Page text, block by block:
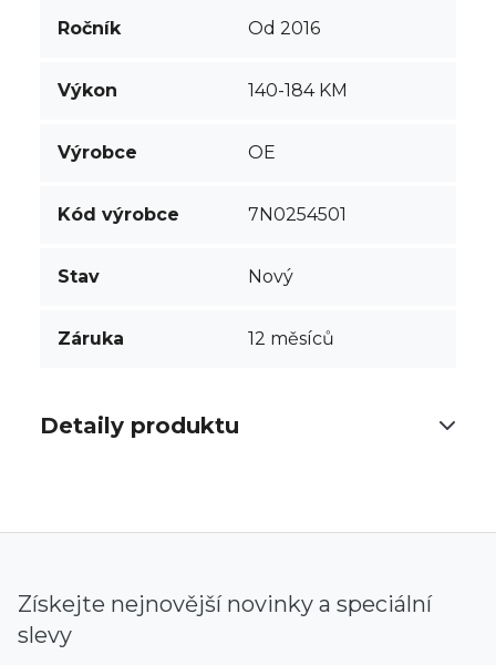
Ročník Od 2016
Výkon 140-184 KM
Výrobce OE
Kód výrobce 7N0254501
Stav Nový
Záruka 12 měsíců
Detaily produktu
Získejte nejnovější novinky a speciální
slevy